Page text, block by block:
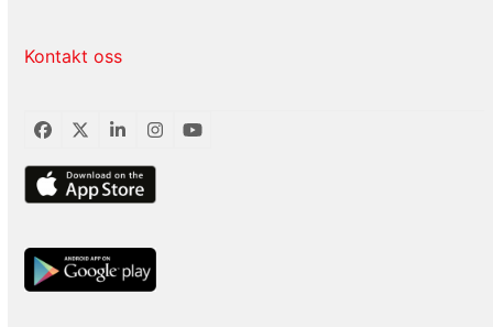
Kontakt oss
Facebook
TwitterLinkedInInstagram
YouTube